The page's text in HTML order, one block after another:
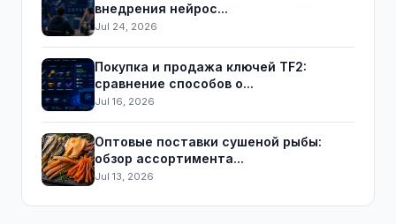
внедрения нейрос...
Jul 24, 2026
Покупка и продажа ключей TF2:
сравнение способов о...
Jul 16, 2026
Оптовые поставки сушеной рыбы:
обзор ассортимента...
Jul 13, 2026